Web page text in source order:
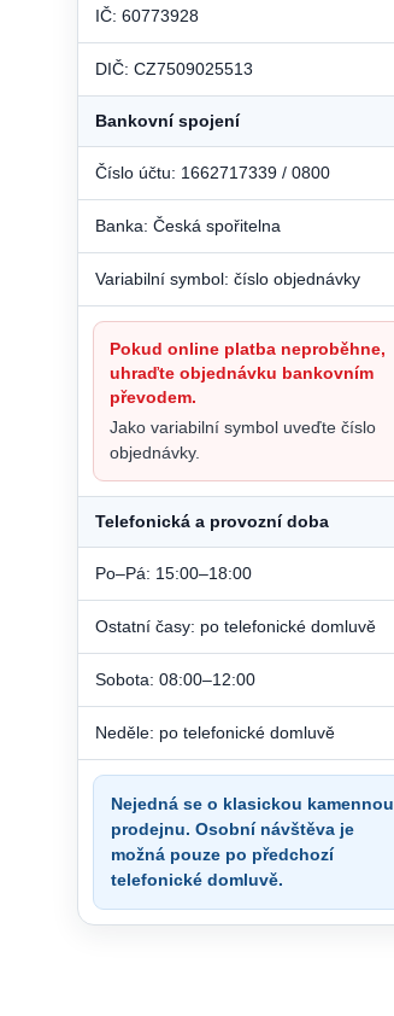
IČ: 60773928
DIČ: CZ7509025513
Bankovní spojení
Číslo účtu: 1662717339 / 0800
Banka: Česká spořitelna
Variabilní symbol: číslo objednávky
Pokud online platba neproběhne,
uhraďte objednávku bankovním
převodem.
Jako variabilní symbol uveďte číslo
objednávky.
Telefonická a provozní doba
Po–Pá: 15:00–18:00
Ostatní časy: po telefonické domluvě
Sobota: 08:00–12:00
Neděle: po telefonické domluvě
Nejedná se o klasickou kamennou
prodejnu. Osobní návštěva je
možná pouze po předchozí
telefonické domluvě.